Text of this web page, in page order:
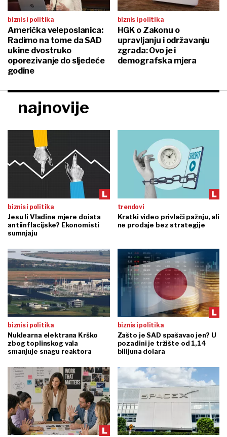
biznis i politika
Američka veleposlanica:
Radimo na tome da SAD
ukine dvostruko
oporezivanje do sljedeće
godine
biznis i politika
HGK o Zakonu o
upravljanju i održavanju
zgrada: Ovo je i
demografska mjera
najnovije
biznis i politika
Jesu li Vladine mjere doista
antiinflacijske? Ekonomisti
sumnjaju
trendovi
Kratki video privlači pažnju, ali
ne prodaje bez strategije
biznis i politika
Nuklearna elektrana Krško
zbog toplinskog vala
smanjuje snagu reaktora
biznis i politika
Zašto je SAD spašavao jen? U
pozadini je tržište od 1,14
bilijuna dolara